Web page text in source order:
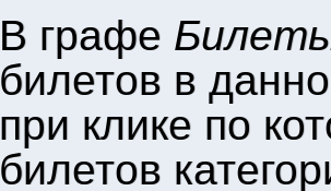
В графе
билетов в
при клике по
билетов